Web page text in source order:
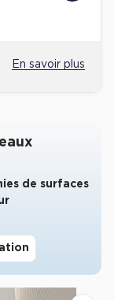
En savoir plus
de surfaces